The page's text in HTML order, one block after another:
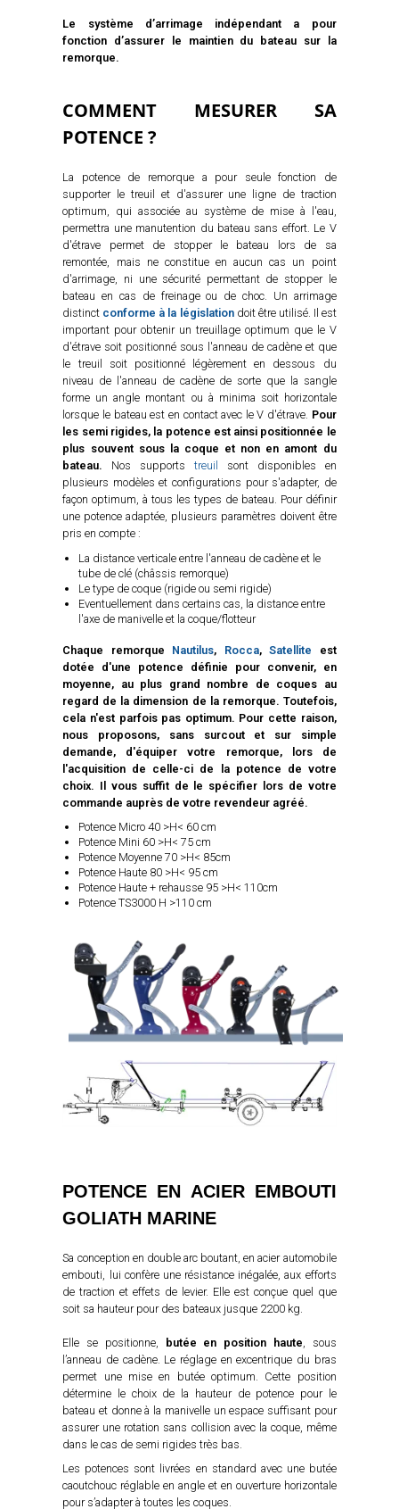
Le système d’arrimage indépendant a pour
fonction d’assurer le maintien du bateau sur la
remorque.
COMMENT MESURER SA
POTENCE ?
La potence de remorque a pour seule fonction de
supporter le treuil et d'assurer une ligne de traction
optimum, qui associée au système de mise à l'eau,
permettra une manutention du bateau sans effort. Le V
d'étrave permet de stopper le bateau lors de sa
remontée, mais ne constitue en aucun cas un point
d'arrimage, ni une sécurité permettant de stopper le
bateau en cas de freinage ou de choc. Un arrimage
distinct conforme à la législationdoit être utilisé. Il est
important pour obtenir un treuillage optimum que le V
d'étrave soit positionné sous l'anneau de cadène et que
le treuil soit positionné légèrement en dessous du
niveau de l'anneau de cadène de sorte que la sangle
forme un angle montant ou à minima soit horizontale
lorsque le bateau est en contact avec le V d'étrave. Pour
les semi rigides, la potence est ainsi positionnée le
plus souvent sous la coque et non en amont du
bateau.
Nos supportstreuil
sont disponibles en
plusieurs modèles et configurations pour s'adapter, de
façon optimum, à tous les types de bateau. Pour définir
une potence adaptée, plusieurs paramètres doivent être
pris en compte :
La distance verticale entre l'anneau de cadène et le
tube de clé (châssis remorque)
Le type de coque (rigide ou semi rigide)
Eventuellement dans certains cas, la distance entre
l'axe de manivelle et la coque/flotteur
Chaque remorque Nautilus, Rocca,Satellite est
dotée d'une potence définie pour convenir, en
moyenne, au plus grand nombre de coques au
regard de la dimension de la remorque. Toutefois,
cela n'est parfois pas optimum. Pour cette raison,
nous proposons, sans surcout et sur simple
demande, d'équiper votre remorque, lors de
l'acquisition de celle-ci de la potence de votre
choix. Il vous suffit de le spécifier lors de votre
commande auprès de votre revendeur agréé.
Potence Micro 40 >H< 60 cm
Potence Mini 60 >H< 75 cm
Potence Moyenne 70 >H< 85cm
Potence Haute 80 >H< 95 cm
Potence Haute + rehausse 95 >H< 110cm
Potence TS3000 H >110 cm
POTENCE EN ACIER EMBOUTI
GOLIATH MARINE
Sa conception en double arc boutant, en acier automobile
embouti, lui confère une résistance inégalée, aux efforts
de traction et effets de levier. Elle est conçue quel que
soit sa hauteur pour des bateaux jusque 2200 kg.
Elle se positionne, butée en position haute, sous
l’anneau de cadène. Le réglage en excentrique du bras
permet une mise en butée optimum. Cette position
détermine le choix de la hauteur de potence pour le
bateau et donne à la manivelle un espace suffisant pour
assurer une rotation sans collision avec la coque, même
dans le cas de semi rigides très bas.
Les potences sont livrées en standard avec une butée
caoutchouc réglable en angle et en ouverture horizontale
pour s’adapter à toutes les coques.